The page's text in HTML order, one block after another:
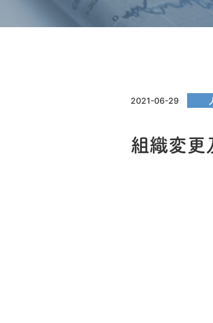
一般・患者の皆さま
中心の医療）実現のため 病気に関す
医療関係者の皆さま
2021-06-29
組織変更